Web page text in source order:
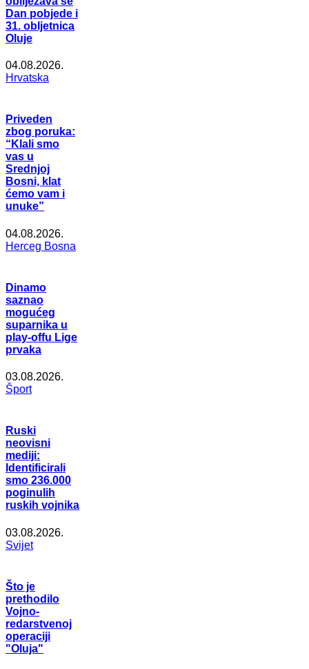
Dan pobjede i
31. obljetnica
Oluje
04.08.2026.
Hrvatska
Priveden
zbog poruka:
“Klali smo
vas u
Srednjoj
Bosni, klat
ćemo vam i
unuke”
04.08.2026.
Herceg Bosna
Dinamo
saznao
mogućeg
suparnika u
play-offu Lige
prvaka
03.08.2026.
Šport
Ruski
neovisni
mediji:
Identificirali
smo 236.000
poginulih
ruskih vojnika
03.08.2026.
Svijet
Što je
prethodilo
Vojno-
redarstvenoj
operaciji
"Oluja"